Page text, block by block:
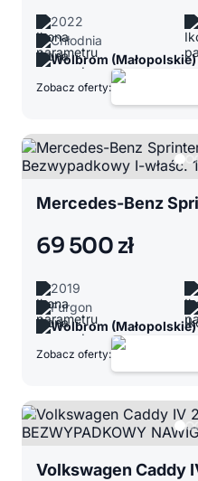
2022
Chłodnia
Wolbrom (Małopolskie)
Zobacz oferty:
69 500 zł
2019
Furgon
Wolbrom (Małopolskie)
Zobacz oferty: